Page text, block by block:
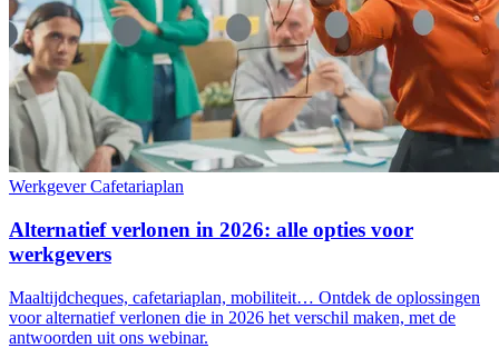
Werkgever Cafetariaplan
Alternatief verlonen in 2026: alle opties voor
werkgevers
Maaltijdcheques, cafetariaplan, mobiliteit… Ontdek de oplossingen
voor alternatief verlonen die in 2026 het verschil maken, met de
antwoorden uit ons webinar.